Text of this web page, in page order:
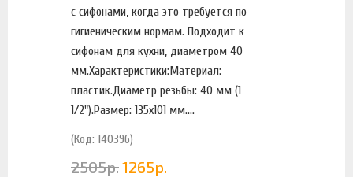
с сифонами, когда это требуется по
гигиеническим нормам. Подходит к
сифонам для кухни, диаметром 40
мм.Характеристики:Материал:
пластик.Диаметр резьбы: 40 мм (1
1/2").Размер: 135х101 мм....
(Код: 140396)
2505р.1265р.